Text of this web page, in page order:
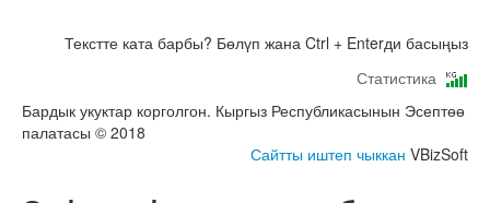
Текстте ката барбы? Бөлүп жана Ctrl + Enterди басыңыз
Статистика
Бардык укуктар корголгон. Кыргыз Республикасынын Эсептөө
палатасы © 2018
Сайтты иштеп чыккан VBizSoft